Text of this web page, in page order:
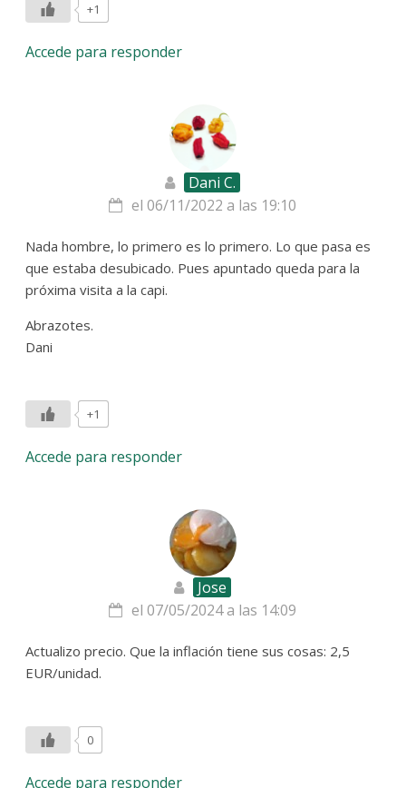
+1
Accede para responder
Dani C.
el 06/11/2022 a las 19:10
Nada hombre, lo primero es lo primero. Lo que pasa es
que estaba desubicado. Pues apuntado queda para la
próxima visita a la capi.
Abrazotes.
Dani
+1
Accede para responder
Jose
el 07/05/2024 a las 14:09
Actualizo precio. Que la inflación tiene sus cosas: 2,5
EUR/unidad.
0
Accede para responder